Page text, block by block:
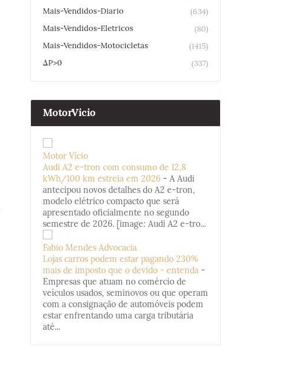
Mais-Vendidos-Diario
(634)
Mais-Vendidos-Eletricos
(80)
Mais-Vendidos-Motocicletas
(1415)
ΔP>0
(337)
MotorVicio
Motor Vício
Audi A2 e-tron com consumo de 12,8
kWh/100 km estreia em 2026 - A Audi
antecipou novos detalhes do A2 e-tron,
modelo elétrico compacto que será
apresentado oficialmente no segundo
semestre de 2026. [image: Audi A2 e-tro...
Fabio Mendes Advocacia
Lojas carros podem estar pagando 230%
mais de imposto que o devido - entenda -
Empresas que atuam no comércio de
veículos usados, seminovos ou que operam
com a consignação de automóveis podem
estar enfrentando uma carga tributária
até...